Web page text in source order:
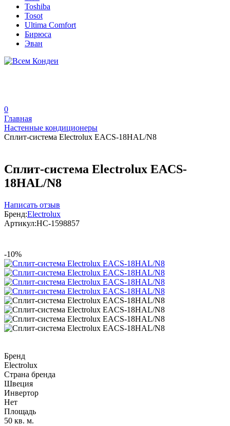
Toshiba
Tosot
Ultima Comfort
Бирюса
Эван
0
Главная
Настенные кондиционеры
Сплит-система Electrolux EACS-18HAL/N8
Сплит-система Electrolux EACS-
18HAL/N8
Написать отзыв
Бренд:Electrolux
Артикул:НС-1598857
-10%
Бренд
Electrolux
Страна бренда
Швеция
Инвертор
Нет
Площадь
50 кв. м.